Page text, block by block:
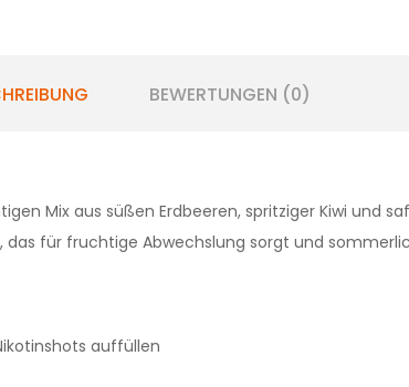
BEWERTUNGEN (0)
Mix aus süßen Erdbeeren, spritziger Kiwi und
für fruchtige Abwechslung sorgt und
auffüllen